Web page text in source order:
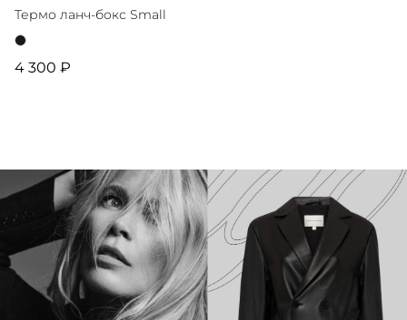
Термо ланч-бокс Small
4 300 ₽